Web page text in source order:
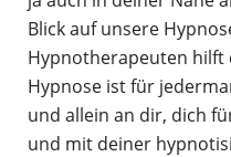
Blick auf unsere
Hypnotherapeuten hilft
Hypnose ist für
und allein an dir, dich
und mit deiner